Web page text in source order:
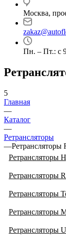
Москва,
Пн. – Пт.: с
5
Главная
—
Каталог
—
Ретрансляторы
—Ретрансляторы
Ретрансляторы
Ретрансляторы
Ретрансляторы
Ретрансляторы
Ретрансляторы